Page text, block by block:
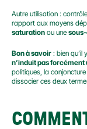
Autre utilisation :
saturation ou une
Bon à savoir : bien qu’il
n’induit pas forcément
politiques, la
dissocier ces deux